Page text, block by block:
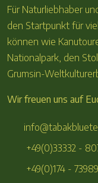
Für Naturliebhaber
den Startpunkt für
können wie
Nationalpark, den
Grumsin-
Wir freuen uns auf
+49(0)33332 -
+49(0)174 -